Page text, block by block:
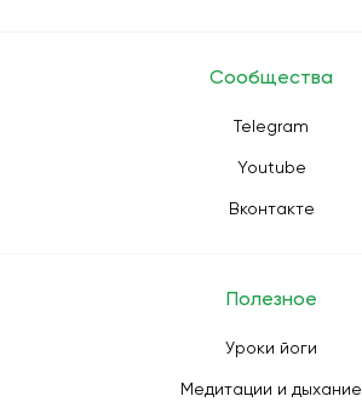
Сообщества
Telegram
Youtube
Вконтакте
Полезное
Уроки йоги
Медитации и дыхание